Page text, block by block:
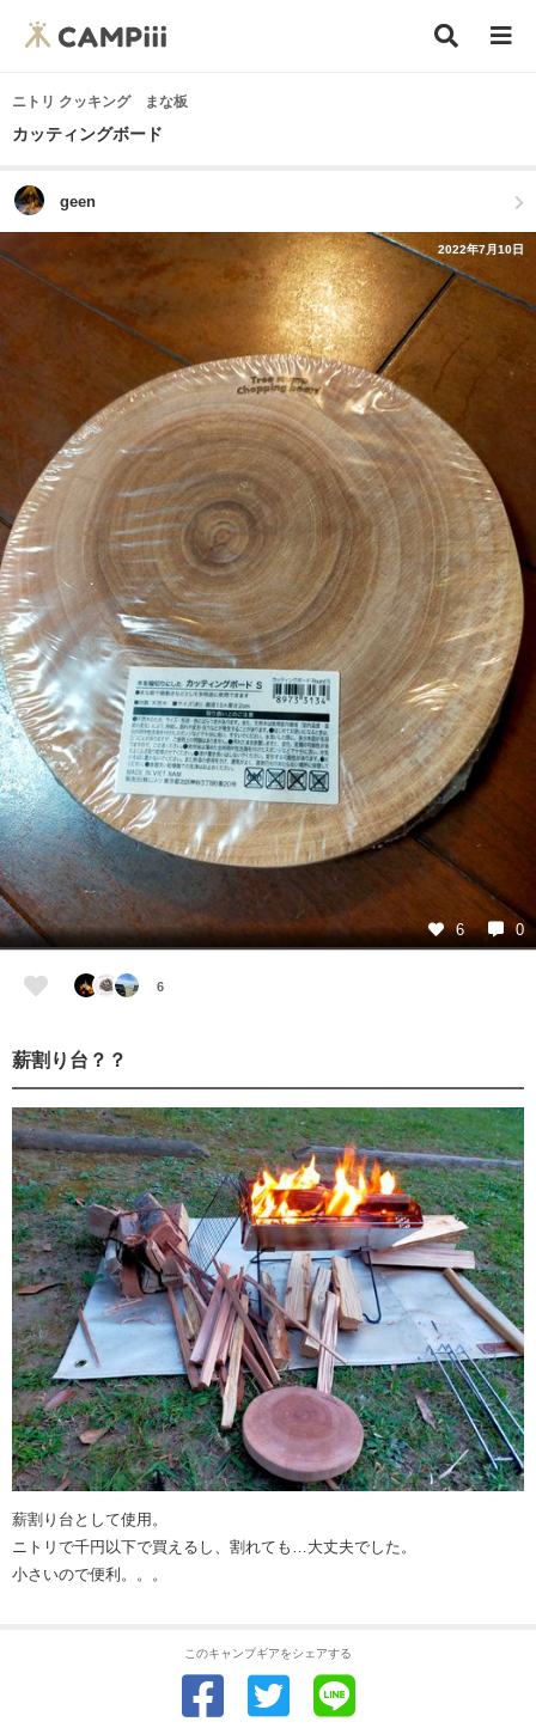
ニトリ クッキング まな板
カッティングボード
geen
2022年7月10日
6 0
6
薪割り台？？
薪割り台として使用。
ニトリで千円以下で買えるし、割れても…大丈夫でした。
小さいので便利。。。
このキャンプギアをシェアする